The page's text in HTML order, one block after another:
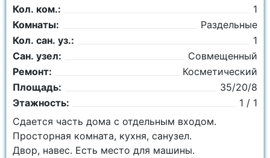
Кол. ком.:
1
Комнаты:
Раздельные
Кол. сан. уз.:
1
Сан. узел:
Совмещенный
Ремонт:
Косметический
Площадь:
35/20/8
Этажность:
1 / 1
Сдается часть дома с отдельным входом.
Просторная комната, кухня, санузел.
Двор, навес. Есть место для машины.